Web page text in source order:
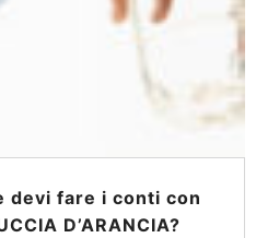
devi fare i conti con
D’ARANCIA?